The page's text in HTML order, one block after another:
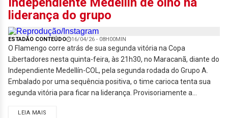
liderança do grupo
ESTADÃO CONTEÚDO 16/04/26 - 08H00MIN
O Flamengo corre atrás de sua segunda vitória na Copa
Libertadores nesta quinta-feira, às 21h30, no Maracanã, diante do
Independiente Medellín-COL, pela segunda rodada do Grupo A.
Embalado por uma sequência positiva, o time carioca tenta sua
segunda vitória para ficar na liderança. Provisoriamente a...
LEIA MAIS